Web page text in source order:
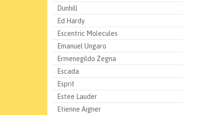
Dunhill
Ed Hardy
Escentric Molecules
Emanuel Ungaro
Ermenegildo Zegna
Escada
Esprit
Estee Lauder
Etienne Aigner